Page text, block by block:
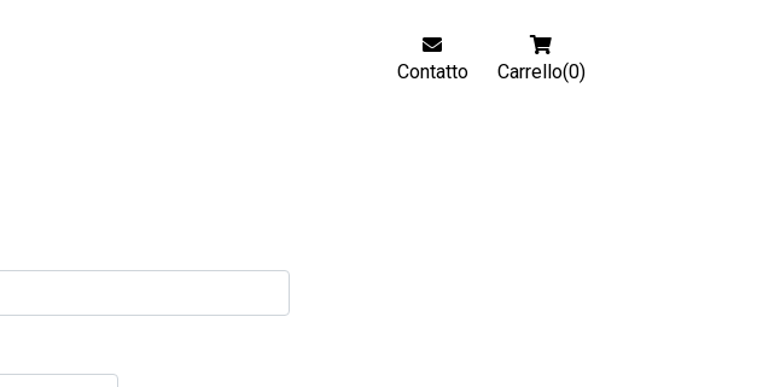
Contatto Carrello(0)